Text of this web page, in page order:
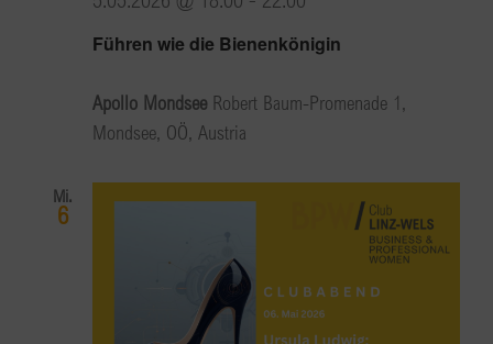
Führen wie die Bienenkönigin
Apollo Mondsee Robert Baum-Promenade 1,
Mondsee, OÖ, Austria
Mi.
6